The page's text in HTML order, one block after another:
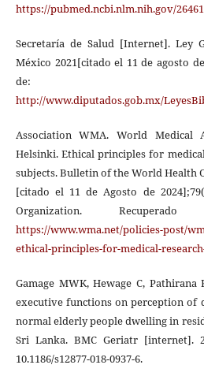
https://pubmed.ncbi.nlm.nih.gov/
Secretaría de Salud [Internet]. Ley
México 2021[citado el 11 de agosto
de:
http://www.diputados.gob.mx/
Association WMA. World Medical
Helsinki. Ethical principles for
subjects. Bulletin of the World Health
[citado el 11 de Agosto de
Organization.
https://www.wma.net/policies-post/
ethical-principles-for-medical-
Gamage MWK, Hewage C,
executive functions on perception
normal elderly people dwelling in
Sri Lanka. BMC Geriatr [internet].
10.1186/s12877-018-0937-6.